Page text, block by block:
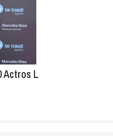
Actros L